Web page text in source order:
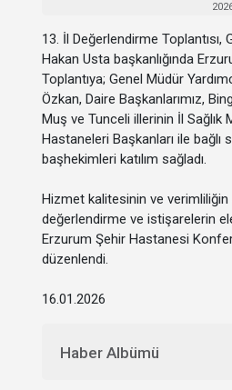
13. İl Değerlendirme Toplantısı,
Hakan Usta başkanlığında
Toplantıya; Genel Müdür
Özkan, Daire Başkanlarımız,
Muş ve Tunceli illerinin İl Sağlık
Hastaneleri Başkanları ile bağlı
başhekimleri katılım sağladı.
Hizmet kalitesinin ve verimliliğin
değerlendirme ve istişarelerin ele
Erzurum Şehir Hastanesi
düzenlendi.
16.01.2026
Haber Albümü